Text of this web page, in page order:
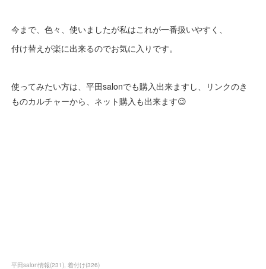
今まで、色々、使いましたが私はこれが一番扱いやすく、
付け替えが楽に出来るのでお気に入りです。
使ってみたい方は、平田salonでも購入出来ますし、リンクのき
ものカルチャーから、ネット購入も出来ます😉
平田salon情報(231) 着付け(326)